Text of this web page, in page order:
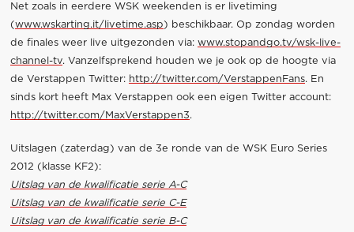
Net zoals in eerdere WSK weekenden is er livetiming
(www.wskarting.it/livetime.asp) beschikbaar. Op zondag worden
de finales weer live uitgezonden via: www.stopandgo.tv/wsk-live-
channel-tv. Vanzelfsprekend houden we je ook op de hoogte via
de Verstappen Twitter: http://twitter.com/VerstappenFans. En
sinds kort heeft Max Verstappen ook een eigen Twitter account:
http://twitter.com/MaxVerstappen3.
Uitslagen (zaterdag) van de 3e ronde van de WSK Euro Series
2012 (klasse KF2):
Uitslag van de kwalificatie serie A-C
Uitslag van de kwalificatie serie C-E
Uitslag van de kwalificatie serie B-C